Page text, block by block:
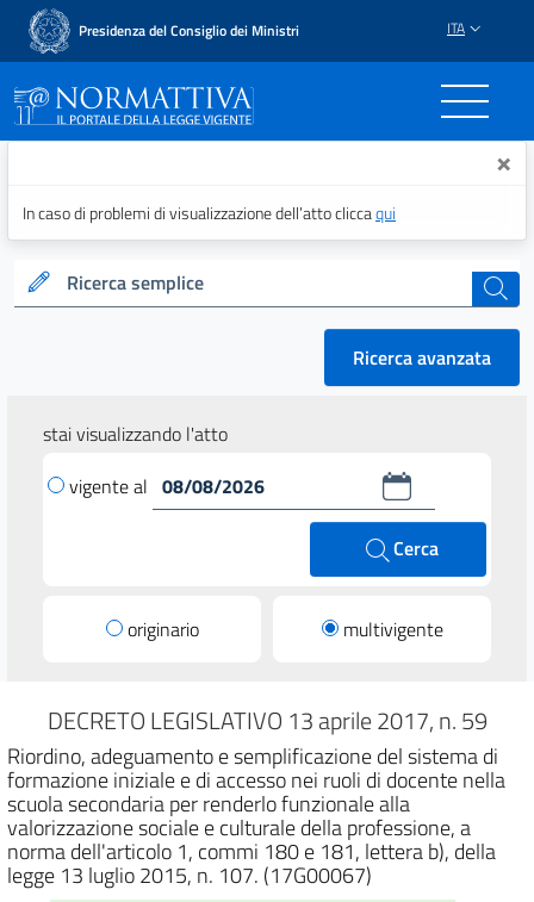
Presidenza del Consiglio dei Ministri ITA
Normattiva - Il portale ×
In caso di problemi di visualizzazione dell’atto cliccaqui
Ricerca semplice cerca
Ricerca avanzata
stai visualizzando l'atto
vigente al
Cerca
originario multivigente
DECRETO LEGISLATIVO 13 aprile 2017, n. 59
Riordino, adeguamento e semplificazione del sistema di
formazione iniziale e di accesso nei ruoli di docente nella
scuola secondaria per renderlo funzionale alla
valorizzazione sociale e culturale della professione, a
norma dell'articolo 1, commi 180 e 181, lettera b), della
legge 13 luglio 2015, n. 107. (17G00067)